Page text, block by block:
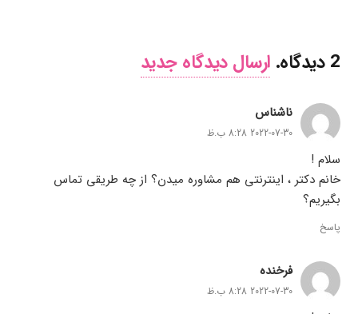
2 دیدگاه. ارسال دیدگاه جدید
ناشناس
2022-07-30 8:28 ب.ظ
سلام !
خانم دکتر ، اینترنتی هم مشاوره میدن؟ از چه طریقی تماس
بگیریم؟
پاسخ
فرخنده
2022-07-30 8:28 ب.ظ